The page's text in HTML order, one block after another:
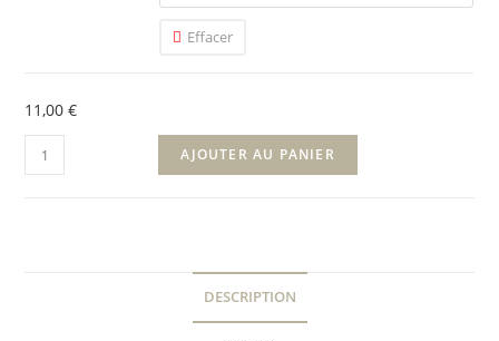
Effacer
11,00€
AJOUTER AU PANIER
DESCRIPTION